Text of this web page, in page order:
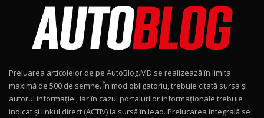
15:08
Noul Geely EX2 / Test Drive AutoBlog.MD
15:22
Mercedes-AMG E 53 HYBRID 4MATIC+ / Test
Drive AutoBlog.MD
16:27
Preluarea articolelor de pe AutoBlog.MD se realizează în limita
maximă de 500 de semne. În mod obligatoriu, trebuie citată sursa și
autorul informației, iar în cazul portalurilor informaționale trebuie
indicat și linkul direct (ACTIV) la sursă în lead. Prelucarea integrală se